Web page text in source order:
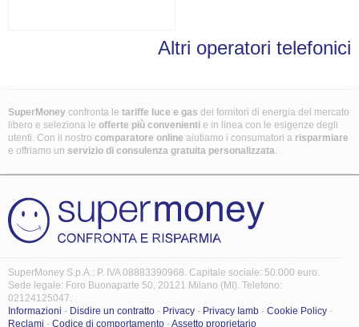
Altri operatori telefonici
SuperMoney confronta le tariffe luce e gas dei fornitori di energia del mercato
libero e seleziona le offerte più convenienti e in linea con le esigenze degli
utenti. Con il nostro comparatore online aiutiamo i consumatori a risparmiare
e offriamo un servizio di consulenza gratuita personalizzata.
SuperMoney S.p.A.: P. IVA 08883390968. Capitale sociale: 50.000 euro.
Sede legale: Foro Buonaparte 50, 20121 Milano (MI). Telefono:
02124125047.
Informazioni - Disdire un contratto - Privacy - Privacy Iamb - Cookie Policy -
Reclami - Codice di comportamento -Assetto proprietario